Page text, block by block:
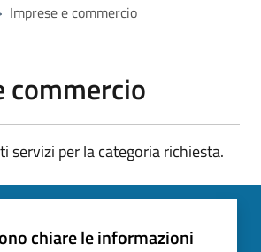
Imprese e commercio
commercio
servizi per la categoria richiesta.
chiare le informazioni